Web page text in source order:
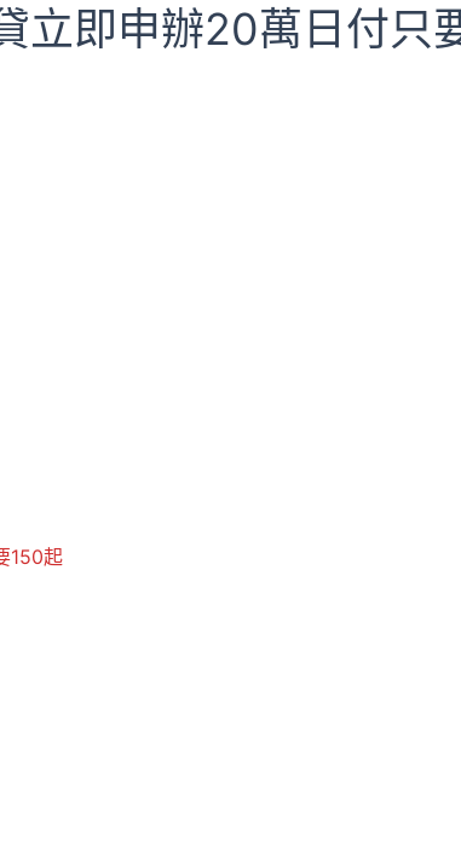
立即申辦20萬日付只
150起